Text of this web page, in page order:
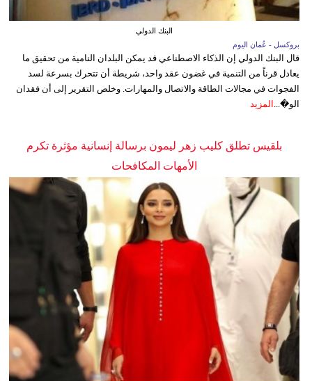
البنك الدولي
بروكسل - عُمان اليوم
قال البنك الدولي إن الذكاء الاصطناعي قد يمكن البلدان النامية من تحقيق ما
يعادل قرناً من التنمية في غضون عقد واحد، شريطة أن تتحرك بسرعة لسد
الفجوات في مجالات الطاقة والاتصال والمهارات. وخلص التقرير إلى أن فقدان
الو�...
المزيد
بلقيس تطلق كليب زهر ليمون برسالة إنسانية مؤثرة تكرم
الأمهات المكافحات